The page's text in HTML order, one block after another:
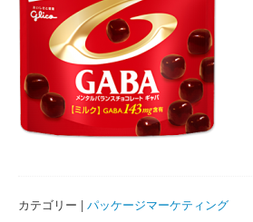
カテゴリー | パッケージマーケティング